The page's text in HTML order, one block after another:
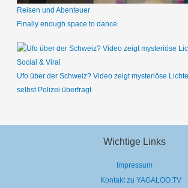
Reisen und Abenteuer
Finally enough space to dance
Social & Viral
Ufo über der Schweiz? Video zeigt mysteriöse
selbst Polizei überfragt
Wichtige Links
Impressum
Kontakt zu YAGALOO.TV